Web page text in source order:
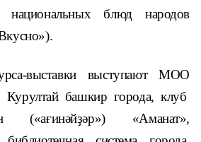
национальных блюд народов
выставки выступаютМОО
Курултай башкир города, клуб
(«ағинәйҙәр») «Аманат»,